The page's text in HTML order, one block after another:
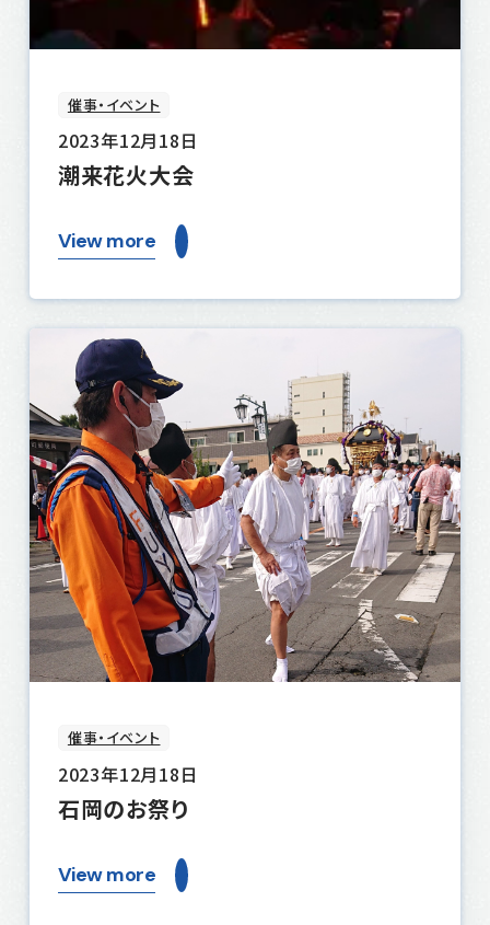
催事・イベント
2023年12月18日
潮来花火大会
View more
催事・イベント
2023年12月18日
石岡のお祭り
View more